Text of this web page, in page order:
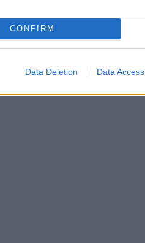
CONFIRM
Data Deletion Data Access